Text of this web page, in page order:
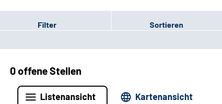
Filter Sortieren
0 offene Stellen
Listenansicht Kartenansicht